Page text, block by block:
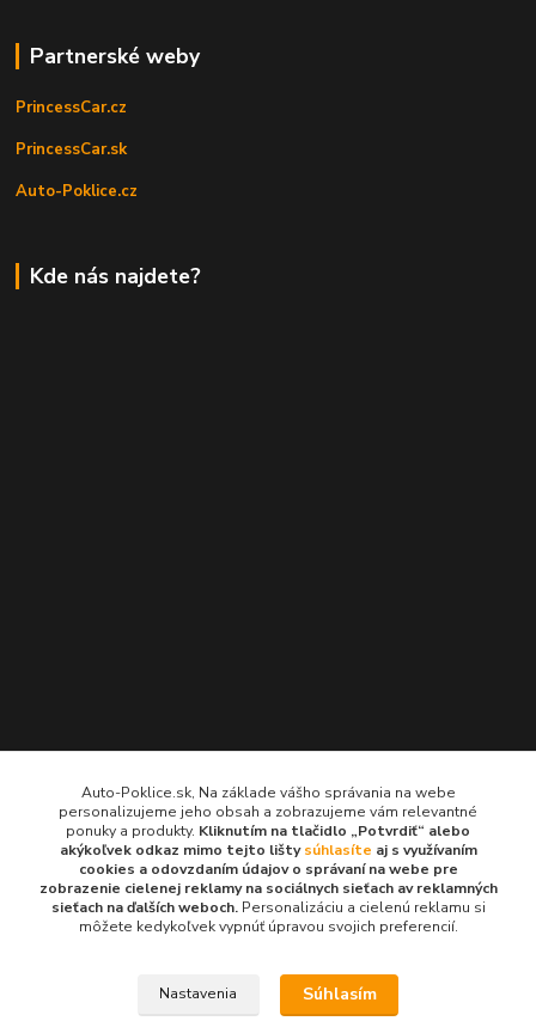
Partnerské weby
PrincessCar.cz
PrincessCar.sk
Auto-Poklice.cz
Kde nás najdete?
Kontakty
Auto-Poklice.sk
(Po-Pia, 8-16 hod.)
info@auto-poklice.sk
Auto-Poklice.sk, Na základe vášho správania na webe
personalizujeme jeho obsah a zobrazujeme vám relevantné
ponuky a produkty. Kliknutím na tlačidlo „Potvrdiť“ alebo
akýkoľvek odkaz mimo tejto lištysúhlasíte aj s využívaním
cookies a odovzdaním údajov o správaní na webe pre
zobrazenie cielenej reklamy na sociálnych sieťach av reklamných
sieťach na ďalších weboch.Personalizáciu a cielenú reklamu si
môžete kedykoľvek vypnúť úpravou svojich preferencií.
Nastavenia Súhlasím